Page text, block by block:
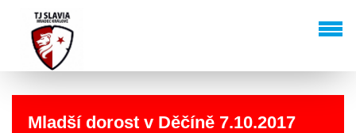
Mladší dorost v Děčíně 7.10.2017